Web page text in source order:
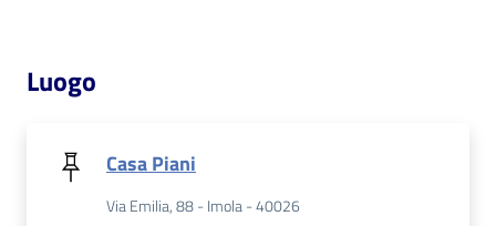
Luogo
Casa Piani
Via Emilia, 88 - Imola - 40026